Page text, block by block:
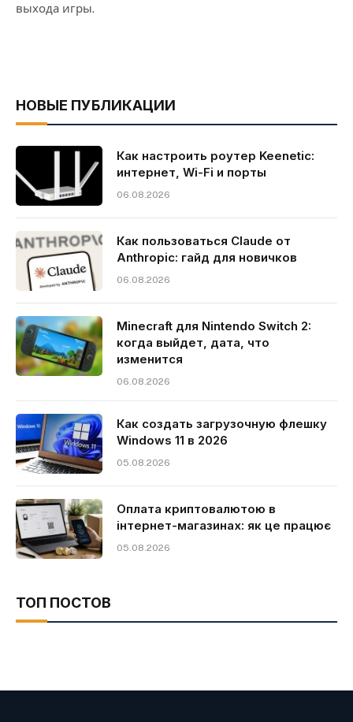
выхода игры.
НОВЫЕ ПУБЛИКАЦИИ
Как настроить роутер Keenetic:
интернет, Wi-Fi и порты
06.08.2026
Как пользоваться Claude от
Anthropic: гайд для новичков
06.08.2026
Minecraft для Nintendo Switch 2:
когда выйдет, дата, что
изменится
06.08.2026
Как создать загрузочную флешку
Windows 11 в 2026
05.08.2026
Оплата криптовалютою в
інтернет-магазинах: як це працює
05.08.2026
ТОП ПОСТОВ